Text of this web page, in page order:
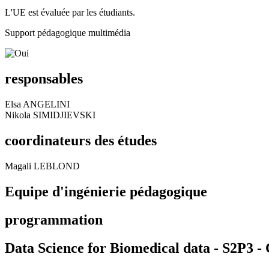
L'UE est évaluée par les étudiants.
Support pédagogique multimédia
responsables
Elsa ANGELINI
Nikola SIMIDJIEVSKI
coordinateurs des études
Magali LEBLOND
Equipe d'ingénierie pédagogique
programmation
Data Science for Biomedical data - S2P3 -